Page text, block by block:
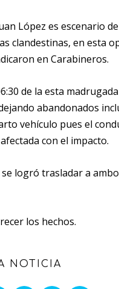
López es escenario
clandestinas, en esta
en Carabineros.
de la esta
abandonados
vehículo pues el
con el impacto.
logró trasladar a
los hechos.
NOTICIA